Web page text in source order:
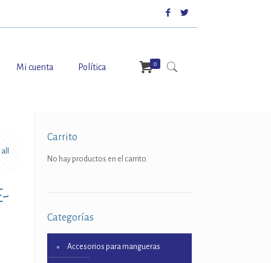
Mi cuenta Política 0
Carrito
No hay productos en el carrito.
Categorías
Accesorios para mangueras